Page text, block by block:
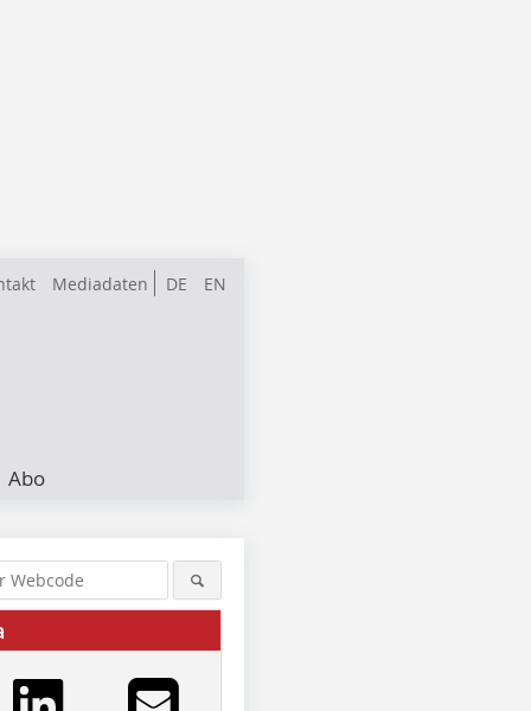
DE EN
Mediadaten
Abo